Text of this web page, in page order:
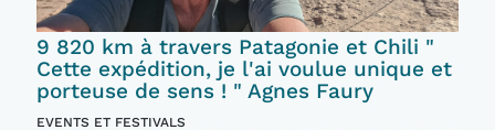
9 820 km à travers Patagonie et Chili "
Cette expédition, je l'ai voulue unique et
porteuse de sens ! " Agnes Faury
EVENTS ET FESTIVALS